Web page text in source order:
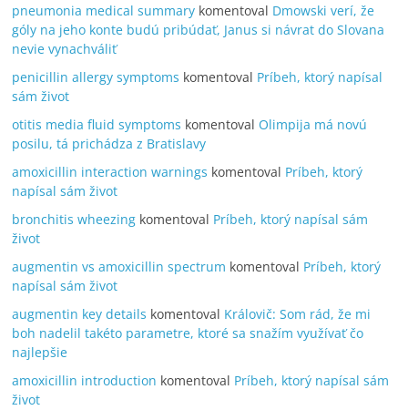
pneumonia medical summary komentoval Dmowski verí, že
góly na jeho konte budú pribúdať, Janus si návrat do Slovana
nevie vynachváliť
penicillin allergy symptoms komentoval Príbeh, ktorý napísal
sám život
otitis media fluid symptoms komentoval Olimpija má novú
posilu, tá prichádza z Bratislavy
amoxicillin interaction warnings komentoval Príbeh, ktorý
napísal sám život
bronchitis wheezing komentoval Príbeh, ktorý napísal sám
život
augmentin vs amoxicillin spectrum komentoval Príbeh, ktorý
napísal sám život
augmentin key details komentoval Královič: Som rád, že mi
boh nadelil takéto parametre, ktoré sa snažím využívať čo
najlepšie
amoxicillin introduction komentoval Príbeh, ktorý napísal sám
život